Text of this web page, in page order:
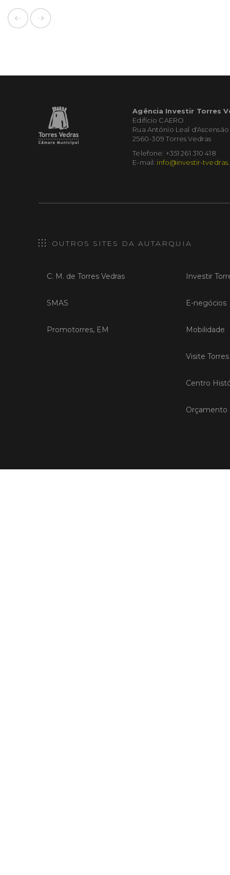
Agência Investir Torres
Edifício CAERO
Rua António Leal d'Ascensão
2560-309 Torres Vedras
Telefone: +351 261 310 418
E-mail: info@investir-
OUTROS SITES DA AUTARQUIA
C. M. de Torres Vedras
SMAS
Promotorres, EM
Investir
E-negócios
Mobilidade
Visite
Centro
Orçamento